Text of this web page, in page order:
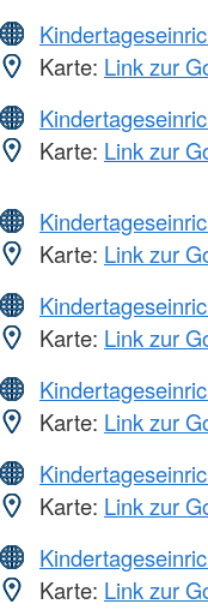
Karte: Link zur
Karte: Link zur
Karte: Link zur
Karte: Link zur
Karte: Link zur
Karte: Link zur
Karte: Link zur